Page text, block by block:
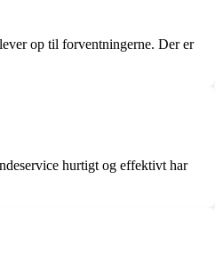
op til forventningerne. Der er
hurtigt og effektivt har